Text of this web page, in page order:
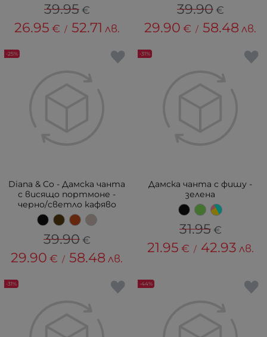
39.95 €
26.95 € / 52.71 лв.
39.90 €
29.90 € / 58.48 лв.
Diana & Co - Дамска чанта
с висящо портмоне -
черно/светло кафяво
39.90 €
29.90 € / 58.48 лв.
-25%
Дамска чанта с фишу -
зелена
31.95 €
21.95 € / 42.93 лв.
-31%
-31% -44%